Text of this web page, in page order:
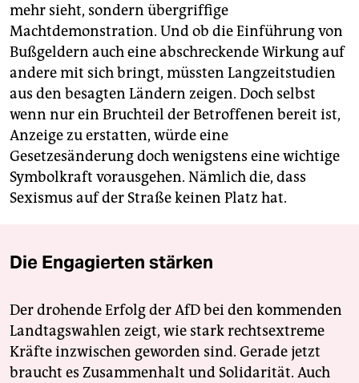
mehr sieht, sondern übergriffige
Machtdemonstration. Und ob die Einführung von
Bußgeldern auch eine abschreckende Wirkung auf
andere mit sich bringt, müssten Langzeitstudien
aus den besagten Ländern zeigen. Doch selbst
wenn nur ein Bruchteil der Betroffenen bereit ist,
Anzeige zu erstatten, würde eine
Gesetzesänderung doch wenigstens eine wichtige
Symbolkraft vorausgehen. Nämlich die, dass
Sexismus auf der Straße keinen Platz hat.
Die Engagierten stärken
Der drohende Erfolg der AfD bei den kommenden
Landtagswahlen zeigt, wie stark rechtsextreme
Kräfte inzwischen geworden sind. Gerade jetzt
braucht es Zusammenhalt und Solidarität. Auch